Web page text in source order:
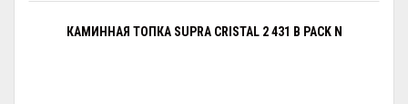
КАМИННАЯ ТОПКА SUPRA CRISTAL 2 431 B PACK N